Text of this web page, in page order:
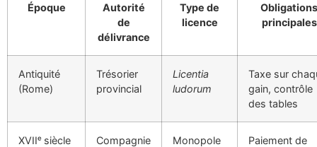
Époque
Autorité
de
délivrance
Type de
licence
Obligations
principales
Antiquité
(Rome)
Trésorier
provincial
Licentia
ludorum
Taxe sur
gain, contrôle
des tables
XVIIᵉ siècle
Compagnie
Monopole
Paiement de